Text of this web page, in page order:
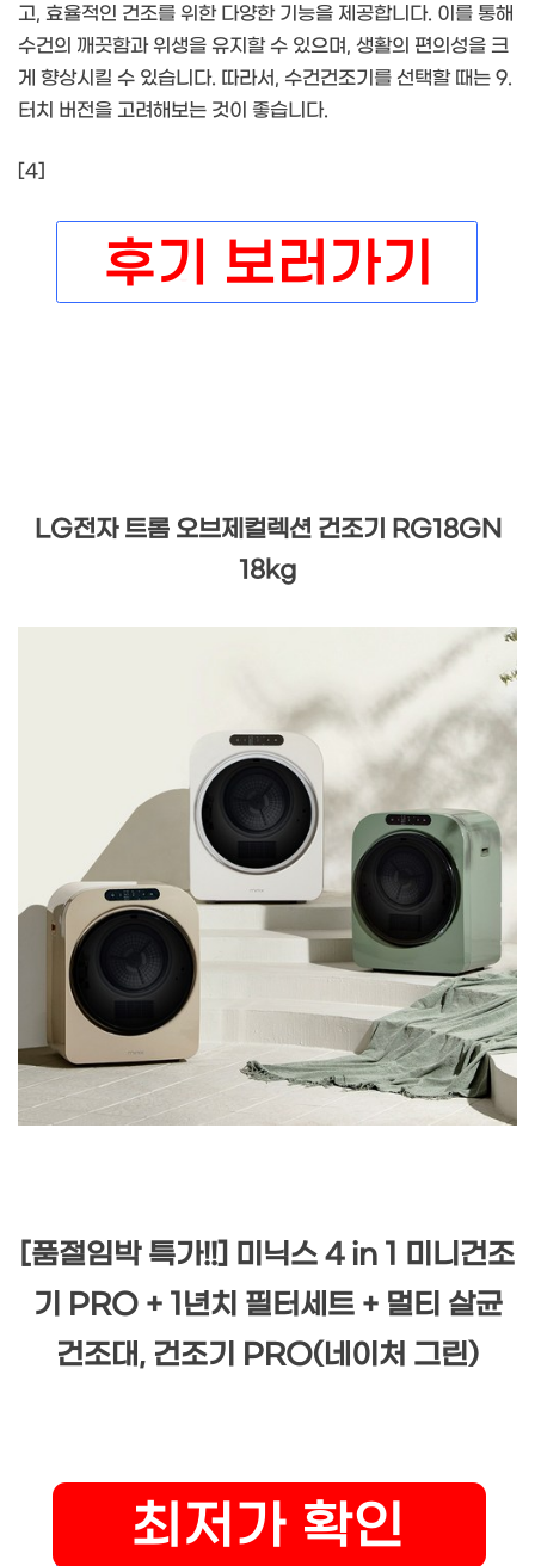
고, 효율적인 건조를 위한 다양한 기능을 제공합니다. 이를 통해
수건의 깨끗함과 위생을 유지할 수 있으며, 생활의 편의성을 크
게 향상시킬 수 있습니다. 따라서, 수건건조기를 선택할 때는 9.
터치 버전을 고려해보는 것이 좋습니다.
[4]
LG전자 트롬 오브제컬렉션 건조기 RG18GN
18kg
[품절임박 특가!!] 미닉스 4 in 1 미니건조
기 PRO + 1년치 필터세트 + 멀티 살균
건조대, 건조기 PRO(네이처 그린)